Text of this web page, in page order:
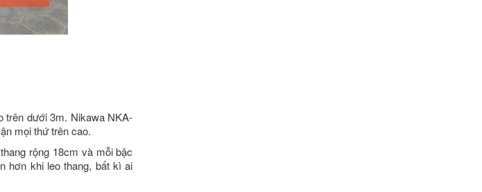
dưới 3m. Nikawa NKA-
mọi thứ trên cao.
rộng 18cm và mỗi bậc
hơn khi leo thang, bất kì ai